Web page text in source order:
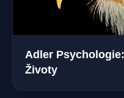
Adler
Životy